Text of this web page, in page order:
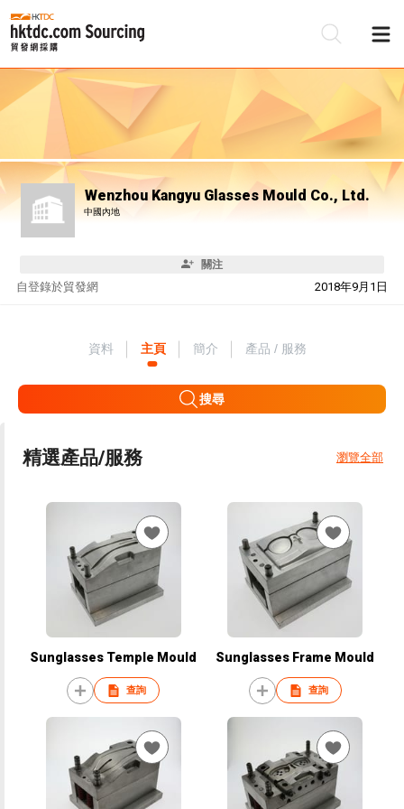
Wenzhou Kangyu Glasses Mould Co., Ltd.
中國內地
關注
自 2018年9月1日
登錄於貿發網
資料 主頁 簡介 產品 / 服務
搜尋
精選產品/服務 瀏覽全部
Sunglasses Temple Mould
查詢
Sunglasses Frame Mould
查詢